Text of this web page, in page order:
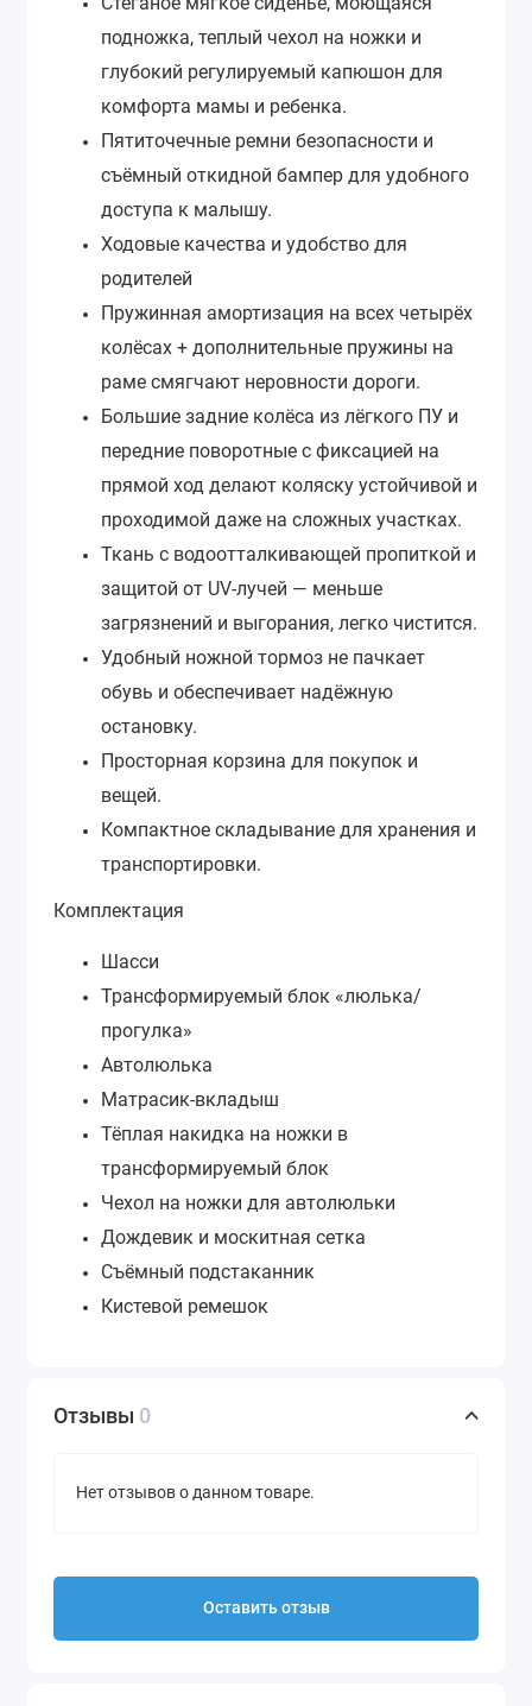
подножка, теплый чехол на ножки и
глубокий регулируемый капюшон для
комфорта мамы и ребенка.
Пятиточечные ремни безопасности и
съёмный откидной бампер для удобного
доступа к малышу.
Ходовые качества и удобство для
родителей
Пружинная амортизация на всех четырёх
колёсах + дополнительные пружины на
раме смягчают неровности дороги.
Большие задние колёса из лёгкого ПУ и
передние поворотные с фиксацией на
прямой ход делают коляску устойчивой и
проходимой даже на сложных участках.
Ткань с водоотталкивающей пропиткой и
защитой от UV-лучей — меньше
загрязнений и выгорания, легко чистится.
Удобный ножной тормоз не пачкает
обувь и обеспечивает надёжную
остановку.
Просторная корзина для покупок и
вещей.
Компактное складывание для хранения и
транспортировки.
Комплектация
Шасси
Трансформируемый блок «люлька/
прогулка»
Автолюлька
Матрасик-вкладыш
Тёплая накидка на ножки в
трансформируемый блок
Чехол на ножки для автолюльки
Дождевик и москитная сетка
Съёмный подстаканник
Кистевой ремешок
Отзывы 0
Нет отзывов о данном товаре.
Оставить отзыв